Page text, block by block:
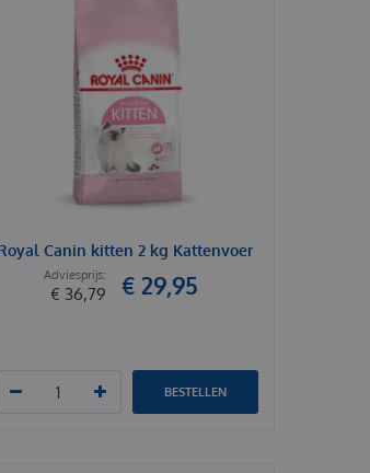
Canin kitten 2 kg Kattenvoer
€ 36,79 € 29,95
BESTELLEN